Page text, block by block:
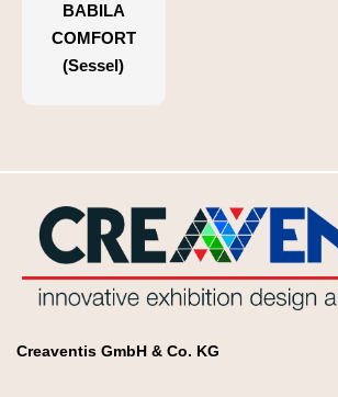
BABILA
COMFORT
(Sessel)
Creaventis GmbH & Co. KG